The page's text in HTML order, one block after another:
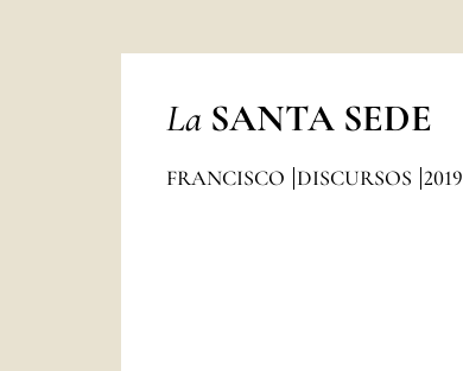
La SANTA SEDE
FRANCISCO DISCURSOS 2019